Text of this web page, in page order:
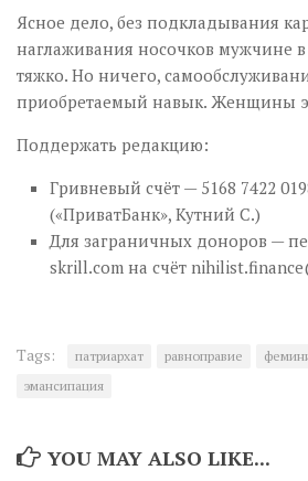
Ясное дело, без подкладывания
наглаживания носочков мужчине
тяжко. Но ничего,
приобретаемый навык. Женщины
Поддержать редакцию:
Гривневый счёт — 5168 7422
(«ПриватБанк», Кутний С.)
Для заграничных доноров —
skrill.com на счёт
Tags: патриархат равноправие
эмансипация
YOU MAY ALSO LIKE...